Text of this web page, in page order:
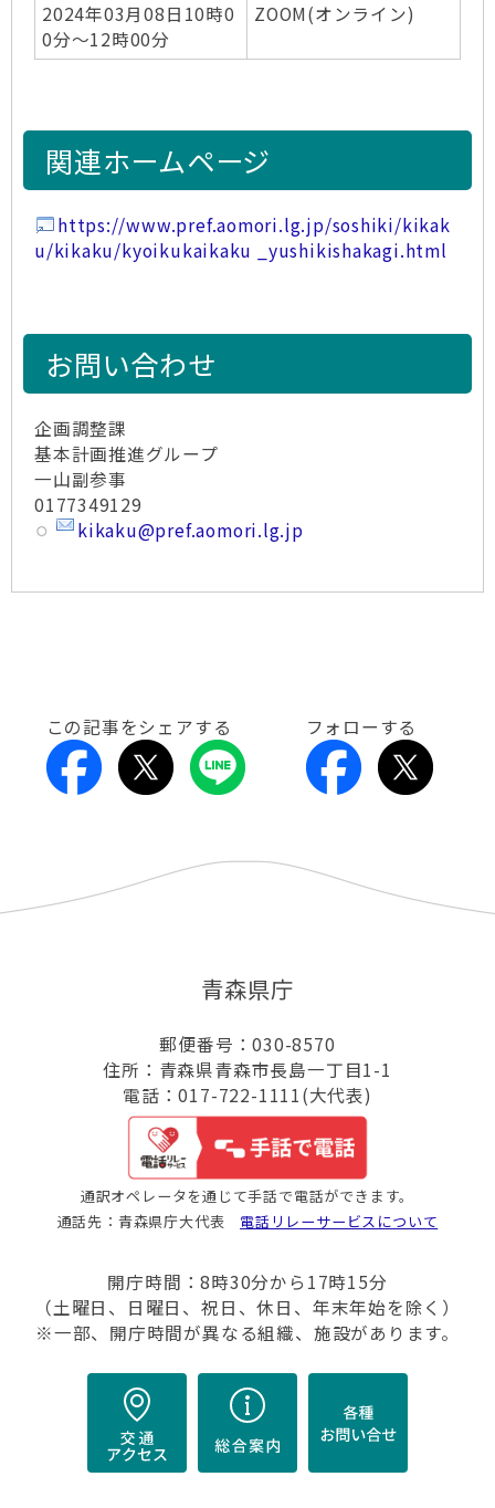
2024年03月08日10時0
0分～12時00分
ZOOM(オンライン)
関連ホームページ
https://www.pref.aomori.lg.jp/soshiki/kikak
u/kikaku/kyoikukaikaku _yushikishakagi.html
お問い合わせ
企画調整課
基本計画推進グループ
一山副参事
0177349129
kikaku@pref.aomori.lg.jp
この記事をシェアする フォローする
青森県庁
郵便番号：030-8570
住所：青森県青森市長島一丁目1-1
電話：017-722-1111(大代表)
通訳オペレータを通じて手話で電話ができます。
通話先：青森県庁大代表 電話リレーサービスについて
開庁時間：8時30分から17時15分
（土曜日、日曜日、祝日、休日、年末年始を除く）
※一部、開庁時間が異なる組織、施設があります。